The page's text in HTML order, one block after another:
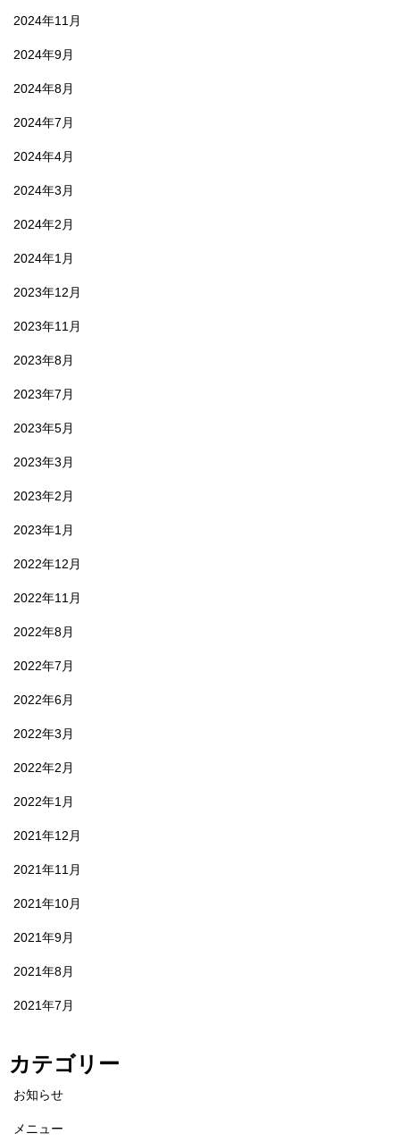
2024年11月
2024年9月
2024年8月
2024年7月
2024年4月
2024年3月
2024年2月
2024年1月
2023年12月
2023年11月
2023年8月
2023年7月
2023年5月
2023年3月
2023年2月
2023年1月
2022年12月
2022年11月
2022年8月
2022年7月
2022年6月
2022年3月
2022年2月
2022年1月
2021年12月
2021年11月
2021年10月
2021年9月
2021年8月
2021年7月
カテゴリー
お知らせ
メニュー